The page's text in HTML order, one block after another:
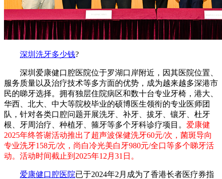
深圳洗牙多少钱?
深圳爱康健口腔医院位于罗湖口岸附近，因其医院位置、
服务质量以及治疗技术等多方面的优势，成为越来越多深港市
民的睇牙选择。拥有独层住院病区和数十台专业牙椅，港大、
华西、北大、中大等院校毕业的硕博医生领衔的专业医师团
队，针对各类口腔问题开展洗牙、补牙、拔牙、镶牙、杜牙
根、牙周治疗、种植牙、箍牙等多个牙科诊疗项目。 爱康健
2025年终答谢活动推出了超声波保健洗牙60元/次，菌斑导向
专业洗牙158元/次，尚白冷光美白牙980元/全口等多个睇牙活
动。活动时间截止到2025年12月31日。
爱康健口腔医院已于2024年2月成为了香港长者医疗券指